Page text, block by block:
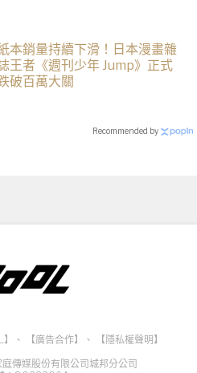
本銷量持續下滑！日本漫畫雜
王者《週刊少年 Jump》正式
破百萬大關
Recommended by
、 【廣告合作】 、
【隱私權聲明】
傳媒股份有限公司城邦分公司